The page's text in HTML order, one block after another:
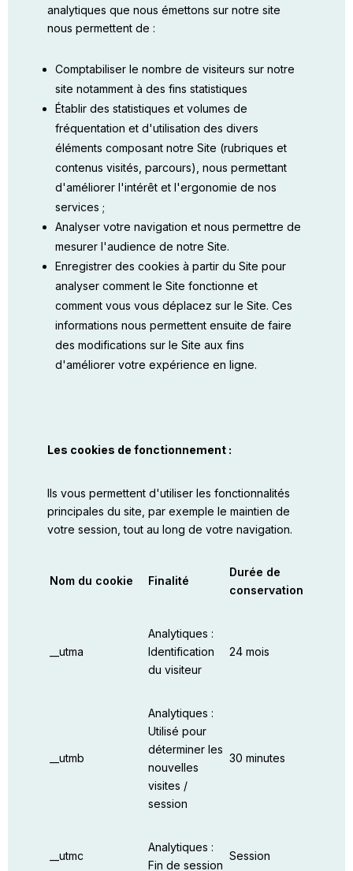
analytiques que nous émettons sur notre site
nous permettent de :
Comptabiliser le nombre de visiteurs sur notre
site notamment à des fins statistiques
Établir des statistiques et volumes de
fréquentation et d'utilisation des divers
éléments composant notre Site (rubriques et
contenus visités, parcours), nous permettant
d'améliorer l'intérêt et l'ergonomie de nos
services ;
Analyser votre navigation et nous permettre de
mesurer l'audience de notre Site.
Enregistrer des cookies à partir du Site pour
analyser comment le Site fonctionne et
comment vous vous déplacez sur le Site. Ces
informations nous permettent ensuite de faire
des modifications sur le Site aux fins
d'améliorer votre expérience en ligne.
Les cookies de fonctionnement :
Ils vous permettent d'utiliser les fonctionnalités
principales du site, par exemple le maintien de
votre session, tout au long de votre navigation.
Nom du cookie Finalité
Durée de
conservation
__utma
Analytiques :
Identification
du visiteur
24 mois
__utmb
Analytiques :
Utilisé pour
déterminer les
nouvelles
visites /
session
30 minutes
__utmc
Analytiques :
Fin de session
Session